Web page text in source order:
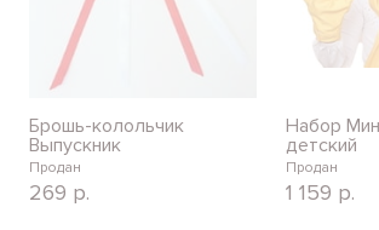
Брошь-колольчик
Выпускник
Продан
269 р.
Набор
детский
Продан
1 159 р.